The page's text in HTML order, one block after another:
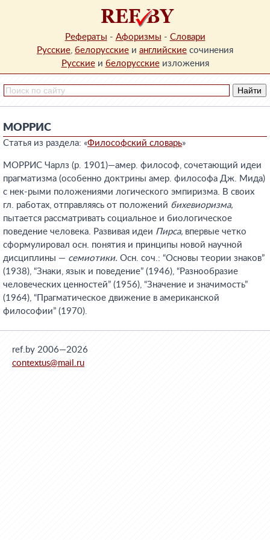
Рефераты - Афоризмы - Словари
Русские, белорусские и английские сочинения
Русскиеи белорусскиеизложения
МОРРИС
Статья из раздела: «Философский словарь»
МОРРИС Чарлз (р. 1901)—амер. философ, сочетающий идеи
прагматизма (особенно доктрины амер. философа Дж. Мида)
с нек-рыми положениями логического эмпиризма. В своих
гл. работах, отправляясь от положений бихевиоризма,
пытается рассматривать социальное и биологическое
поведение человека. Развивая идеи Пирса, впервые четко
сформулировал осн. понятия и принципы новой научной
дисциплины — семиотики. Осн. соч.: “Основы теории знаков”
(1938), “Знаки, язык и поведение” (1946), “Разнообразие
человеческих ценностей” (1956), “Значение и значимость”
(1964), “Прагматическое движение в американской
философии” (1970).
ref.by 2006—2026
contextus@mail.ru